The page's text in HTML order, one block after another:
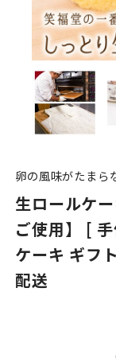
卵の風味がたまら
生ロールケ
ご使用】 [
ケーキ ギフ
配送